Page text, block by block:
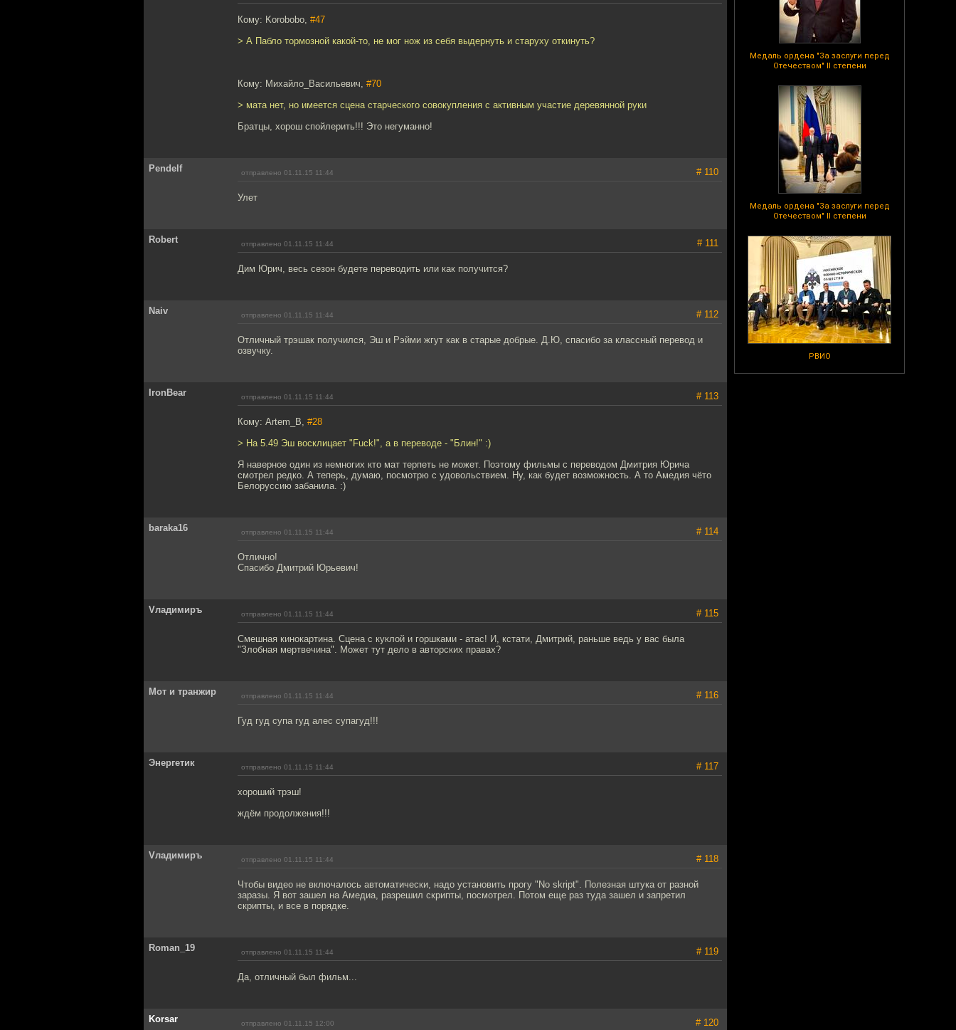
Медаль ордена "За заслуги перед
Отечеством" II степени
Медаль ордена "За заслуги перед
Отечеством" II степени
РВИО
Кому: Korobobo, #47
> А Пабло тормозной какой-то, не мог нож из себя выдернуть и старуху откинуть?
Кому: Михайло_Васильевич, #70
> мата нет, но имеется сцена старческого совокупления с активным участие деревянной руки
Братцы, хорош спойлерить!!! Это негуманно!
Pendelf отправлено 01.11.15 11:44 # 110
Улет
Robert отправлено 01.11.15 11:44 # 111
Дим Юрич, весь сезон будете переводить или как получится?
Naiv отправлено 01.11.15 11:44 # 112
Отличный трэшак получился, Эш и Рэйми жгут как в старые добрые. Д.Ю, спасибо за классный перевод и
озвучку.
IronBear отправлено 01.11.15 11:44 # 113
Кому: Artem_B, #28
> На 5.49 Эш восклицает "Fuck!", а в переводе - "Блин!" :)
Я наверное один из немногих кто мат терпеть не может. Поэтому фильмы с переводом Дмитрия Юрича
смотрел редко. А теперь, думаю, посмотрю с удовольствием. Ну, как будет возможность. А то Амедия чёто
Белоруссию забанила. :)
baraka16 отправлено 01.11.15 11:44 # 114
Отлично!
Спасибо Дмитрий Юрьевич!
Vладимиръ отправлено 01.11.15 11:44 # 115
Смешная кинокартина. Сцена с куклой и горшками - атас! И, кстати, Дмитрий, раньше ведь у вас была
"Злобная мертвечина". Может тут дело в авторских правах?
Мот и транжир отправлено 01.11.15 11:44 # 116
Гуд гуд супа гуд алес супагуд!!!
Энергетик отправлено 01.11.15 11:44 # 117
хороший трэш!
ждём продолжения!!!
Vладимиръ отправлено 01.11.15 11:44 # 118
Чтобы видео не включалось автоматически, надо установить прогу "No skript". Полезная штука от разной
заразы. Я вот зашел на Амедиа, разрешил скрипты, посмотрел. Потом еще раз туда зашел и запретил
скрипты, и все в порядке.
Roman_19 отправлено 01.11.15 11:44 # 119
Да, отличный был фильм...
Korsar отправлено 01.11.15 12:00 # 120